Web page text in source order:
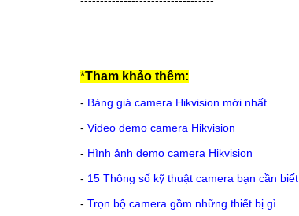
*Tham khảo thêm:
- Bảng giá camera Hikvision mới nhất
- Video demo camera Hikvision
- Hình ảnh demo camera Hikvision
- 15 Thông số kỹ thuật camera bạn cần biết
- Trọn bộ camera gồm những thiết bị gì